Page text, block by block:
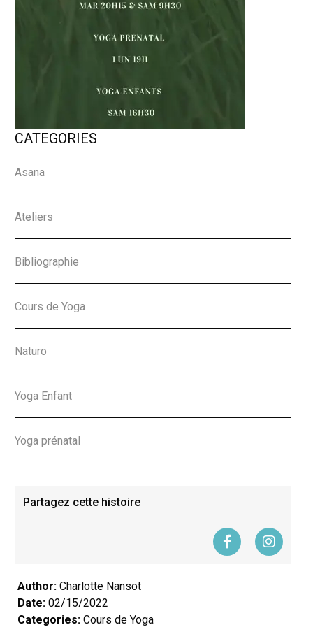
CATEGORIES
Asana
Ateliers
Bibliographie
Cours de Yoga
Naturo
Yoga Enfant
Yoga prénatal
Partagez cette histoire
Author: Charlotte Nansot
Date: 02/15/2022
Categories: Cours de Yoga